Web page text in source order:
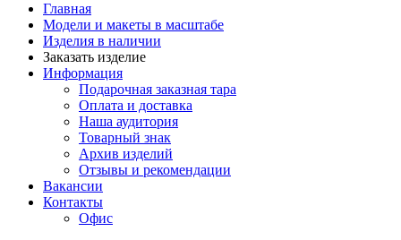
Главная
Модели и макеты в масштабе
Изделия в наличии
Заказать изделие
Информация
Подарочная заказная тара
Оплата и доставка
Наша аудитория
Товарный знак
Архив изделий
Отзывы и рекомендации
Вакансии
Контакты
Офис